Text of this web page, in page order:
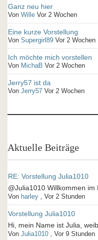
Ganz neu hier
Von Wille Vor 2 Wochen
Eine kurze Vorstellung
Von Supergirl89 Vor 2 Wochen
Ich möchte mich vorstellen
Von MichaB Vor 2 Wochen
Jerry57 ist da
Von Jerry57 Vor 2 Wochen
Aktuelle Beiträge
RE: Vorstellung Julia1010
Von harley Vor 2 Stunden
Vorstellung Julia1010
Hi, mein Name ist Julia,
Von Julia1010 Vor 9 Stunden